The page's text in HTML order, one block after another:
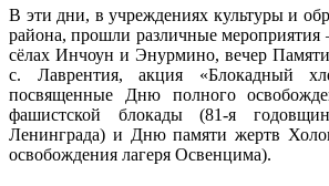
В эти дни, в учреждениях культуры и
района, прошли различные мероприятия
сёлах Инчоун и Энурмино, вечер
с. Лаврентия, акция «Блокадный
посвященные Дню полного
фашистской блокады (81-я
Ленинграда) и Дню памяти жертв
освобождения лагеря Освенцима).